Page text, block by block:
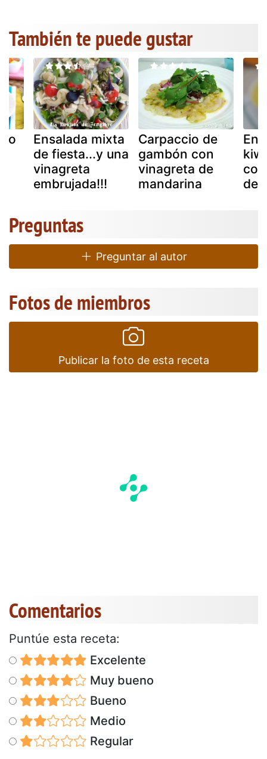
También te puede gustar
Ensalada mixta
de fiesta...y una
vinagreta
embrujada!!!
Carpaccio de
gambón con
vinagreta de
mandarina
de
Preguntas
Preguntar al autor
Fotos de miembros
Publicar la foto de esta receta
Comentarios
Puntúe esta receta:
Excelente
Muy bueno
Bueno
Medio
Regular